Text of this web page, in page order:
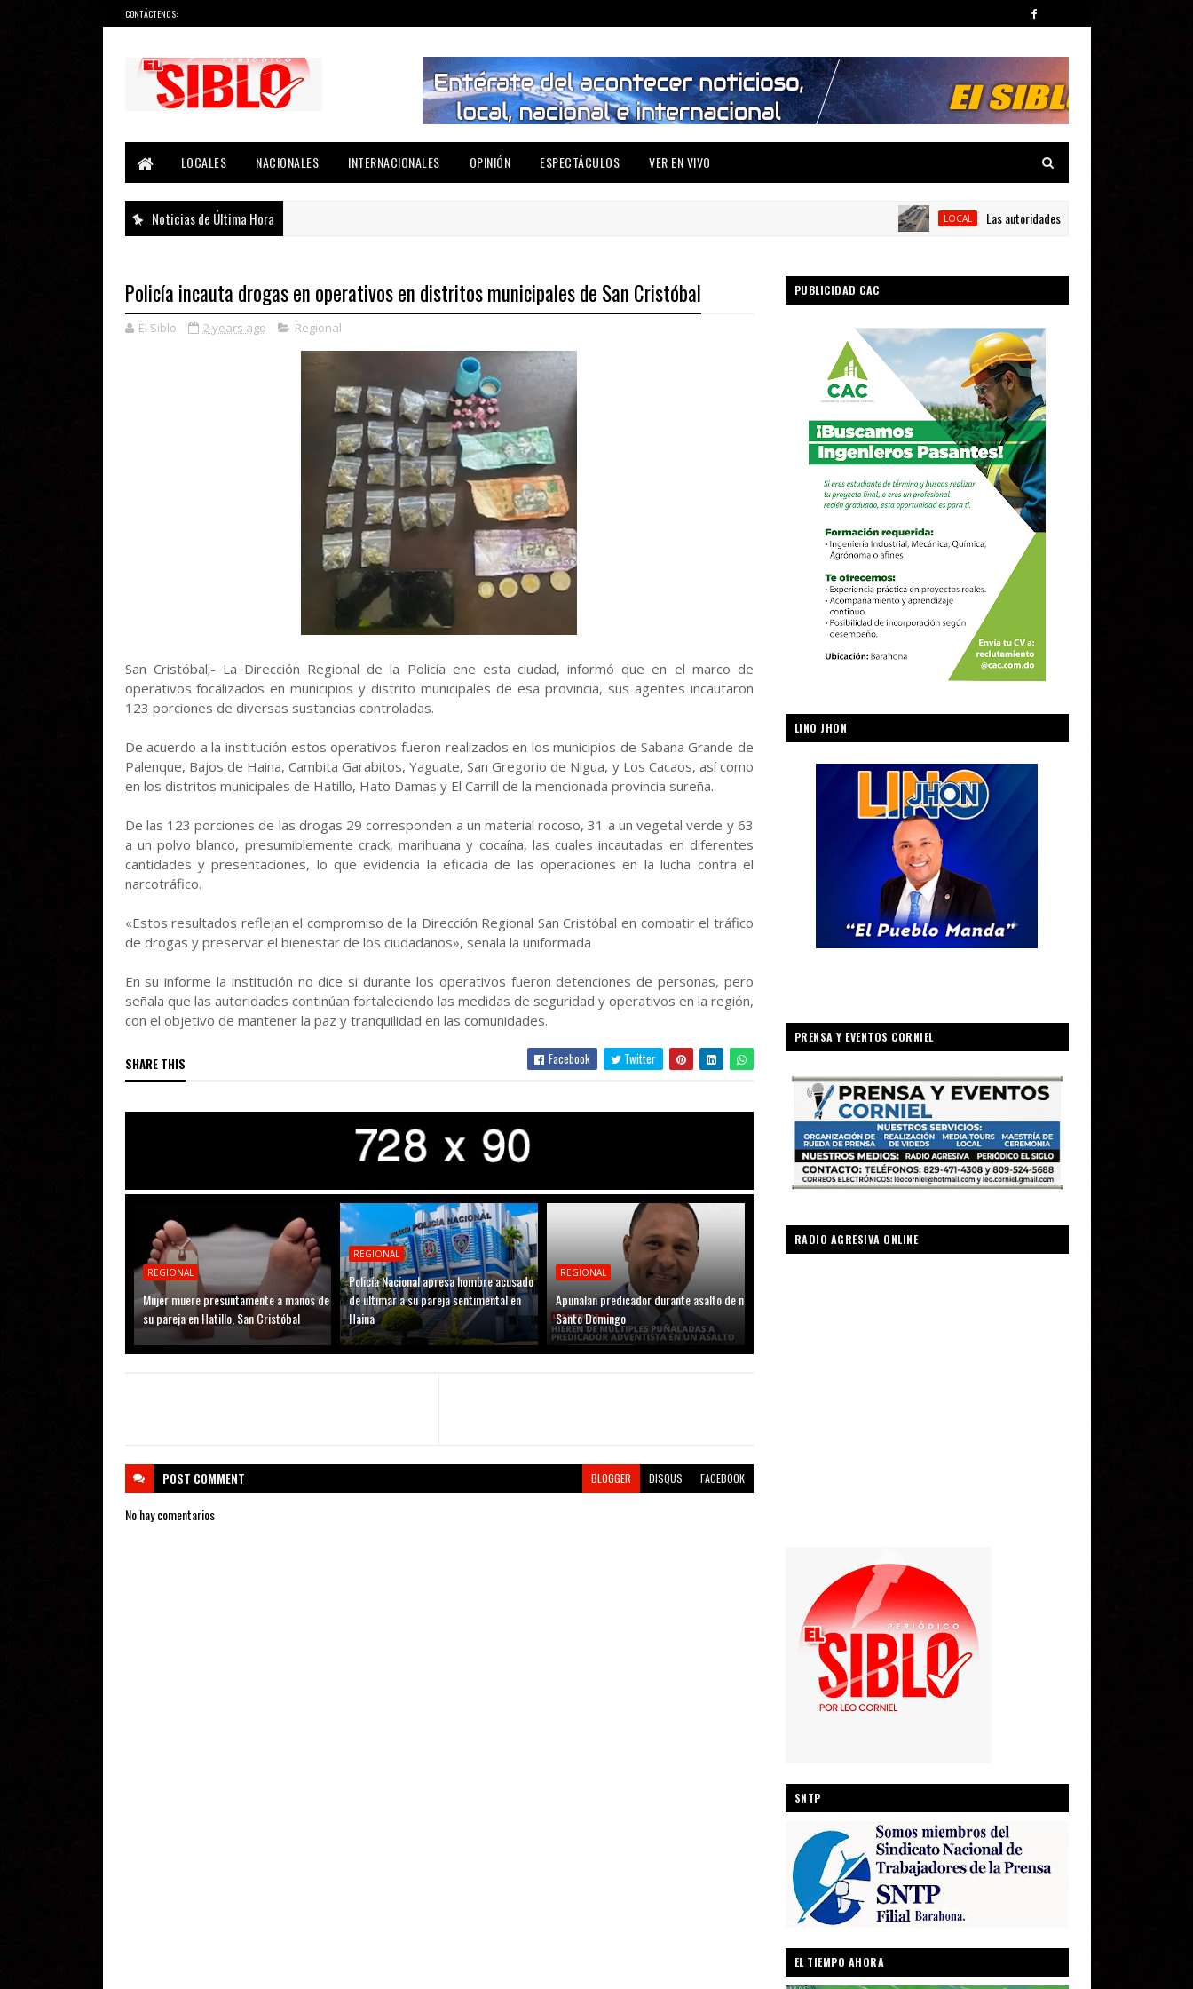
CONTÁCTENOS:
LOCALES
NACIONALES INTERNACIONALES OPINIÓN ESPECTÁCULOS VER EN VIVO
Noticias de Última Hora LOCAL Las autoridades apresan tres personas y ocupan
Policía incauta drogas en operativos en distritos municipales de San Cristóbal
El Siblo 2 years ago Regional
San Cristóbal;- La Dirección Regional de la Policía ene esta ciudad, informó que en el marco de
operativos focalizados en municipios y distrito municipales de esa provincia, sus agentes incautaron
123 porciones de diversas sustancias controladas.
De acuerdo a la institución estos operativos fueron realizados en los municipios de Sabana Grande de
Palenque, Bajos de Haina, Cambita Garabitos, Yaguate, San Gregorio de Nigua, y Los Cacaos, así como
en los distritos municipales de Hatillo, Hato Damas y El Carrill de la mencionada provincia sureña.
De las 123 porciones de las drogas 29 corresponden a un material rocoso, 31 a un vegetal verde y 63
a un polvo blanco, presumiblemente crack, marihuana y cocaína, las cuales incautadas en diferentes
cantidades y presentaciones, lo que evidencia la eficacia de las operaciones en la lucha contra el
narcotráfico.
«Estos resultados reflejan el compromiso de la Dirección Regional San Cristóbal en combatir el tráfico
de drogas y preservar el bienestar de los ciudadanos», señala la uniformada
En su informe la institución no dice si durante los operativos fueron detenciones de personas, pero
señala que las autoridades continúan fortaleciendo las medidas de seguridad y operativos en la región,
con el objetivo de mantener la paz y tranquilidad en las comunidades.
SHARE THIS Facebook Twitter
REGIONAL
Mujer muere presuntamente a manos de
su pareja en Hatillo, San Cristóbal
REGIONAL
Policía Nacional apresa hombre acusado
de ultimar a su pareja sentimental en
Haina
REGIONAL
Apuñalan predicador durante asalto de n
Santo Domingo
POST COMMENT BLOGGER DISQUS FACEBOOK
No hay comentarios
PUBLICIDAD CAC
LINO JHON
PRENSA Y EVENTOS CORNIEL
RADIO AGRESIVA ONLINE
SNTP
EL TIEMPO AHORA